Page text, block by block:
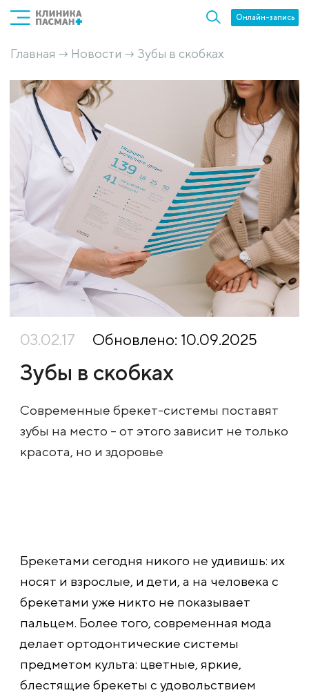
Онлайн-запись
Главная → Новости → Зубы в скобках
03.02.17 Обновлено: 10.09.2025
Зубы в скобках
Современные брекет-системы поставят
зубы на место – от этого зависит не только
красота, но и здоровье
Брекетами сегодня никого не удивишь: их
носят и взрослые, и дети, а на человека с
брекетами уже никто не показывает
пальцем. Более того, современная мода
делает ортодонтические системы
предметом культа: цветные, яркие,
блестящие брекеты с удовольствием